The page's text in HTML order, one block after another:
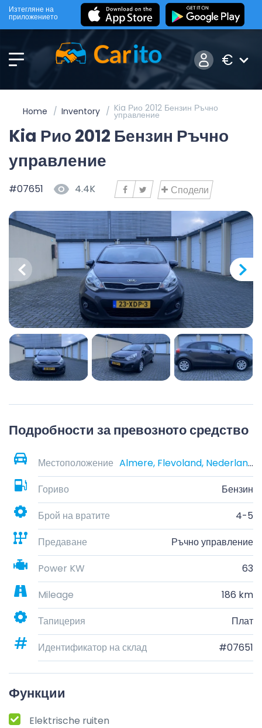
Изтегляне на
приложението
€
Home Inventory Kia Рио 2012 Бензин Ръчно
управление
Kia Рио 2012 Бензин Ръчно
управление
#07651 4.4K Сподели
Подробности за превозното средство
Местоположение
Almere, Flevoland, Nederland
Гориво
Бензин
Брой на вратите
4-5
Предаване
Ръчно управление
Power KW
63
Mileage
186 km
Тапицерия
Плат
Идентификатор на склад
#07651
Функции
Elektrische ruiten